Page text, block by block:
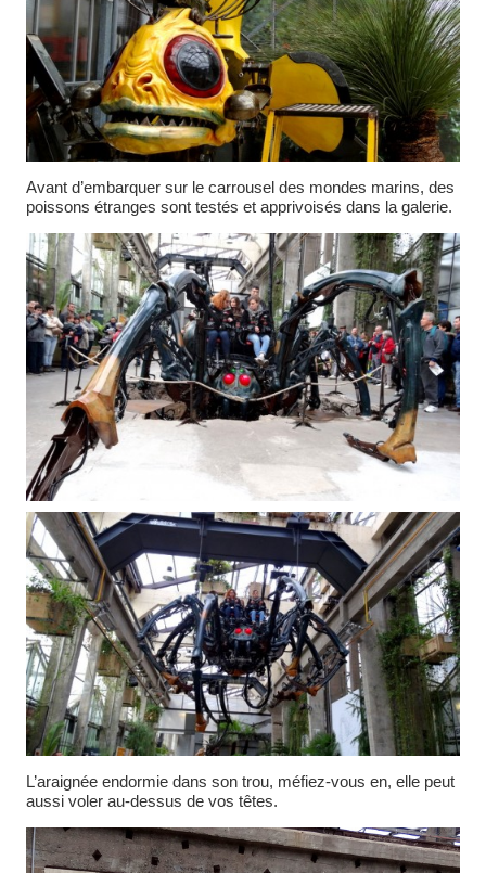
Avant d’embarquer sur le carrousel des mondes marins, des
poissons étranges sont testés et apprivoisés dans la galerie.
L’araignée endormie dans son trou, méfiez-vous en, elle peut
aussi voler au-dessus de vos têtes.